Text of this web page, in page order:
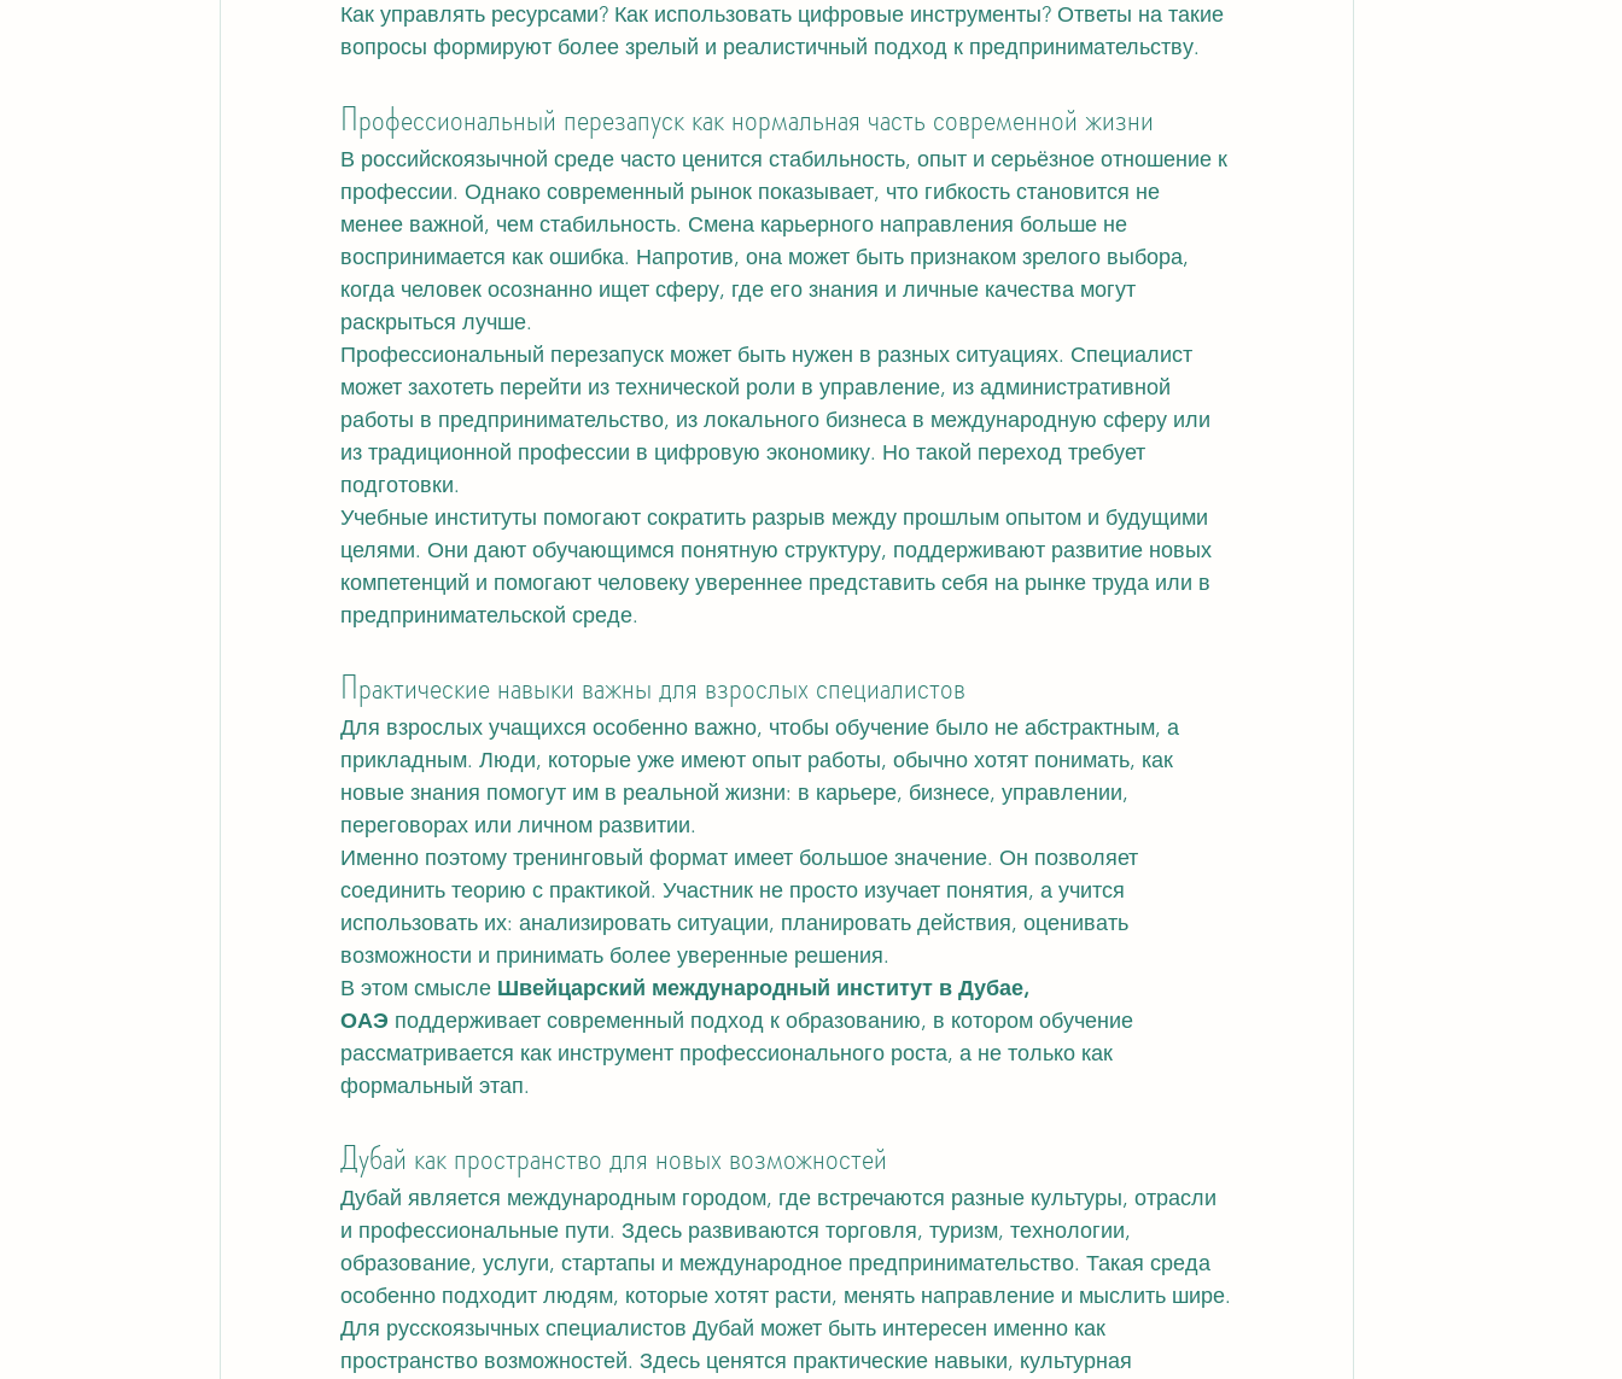
Как управлять ресурсами? Как использовать цифровые инструменты? Ответы на такие
вопросы формируют более зрелый и реалистичный подход к предпринимательству.
Профессиональный перезапуск как нормальная часть современной жизни
В российскоязычной среде часто ценится стабильность, опыт и серьёзное отношение к
профессии. Однако современный рынок показывает, что гибкость становится не
менее важной, чем стабильность. Смена карьерного направления больше не
воспринимается как ошибка. Напротив, она может быть признаком зрелого выбора,
когда человек осознанно ищет сферу, где его знания и личные качества могут
раскрыться лучше.
Профессиональный перезапуск может быть нужен в разных ситуациях. Специалист
может захотеть перейти из технической роли в управление, из административной
работы в предпринимательство, из локального бизнеса в международную сферу или
из традиционной профессии в цифровую экономику. Но такой переход требует
подготовки.
Учебные институты помогают сократить разрыв между прошлым опытом и будущими
целями. Они дают обучающимся понятную структуру, поддерживают развитие новых
компетенций и помогают человеку увереннее представить себя на рынке труда или в
предпринимательской среде.
Практические навыки важны для взрослых специалистов
Для взрослых учащихся особенно важно, чтобы обучение было не абстрактным, а
прикладным. Люди, которые уже имеют опыт работы, обычно хотят понимать, как
новые знания помогут им в реальной жизни: в карьере, бизнесе, управлении,
переговорах или личном развитии.
Именно поэтому тренинговый формат имеет большое значение. Он позволяет
соединить теорию с практикой. Участник не просто изучает понятия, а учится
использовать их: анализировать ситуации, планировать действия, оценивать
возможности и принимать более уверенные решения.
В этом смысле Швейцарский международный институт в Дубае,
ОАЭ поддерживает современный подход к образованию, в котором обучение
рассматривается как инструмент профессионального роста, а не только как
формальный этап.
Дубай как пространство для новых возможностей
Дубай является международным городом, где встречаются разные культуры, отрасли
и профессиональные пути. Здесь развиваются торговля, туризм, технологии,
образование, услуги, стартапы и международное предпринимательство. Такая среда
особенно подходит людям, которые хотят расти, менять направление и мыслить шире.
Для русскоязычных специалистов Дубай может быть интересен именно как
пространство возможностей. Здесь ценятся практические навыки, культурная